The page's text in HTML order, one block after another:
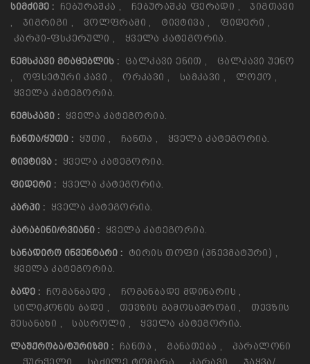
ᲡᲘᲛᲫᲘᲛᲔ : Ჩებურაშკა , Ჩებურაშკა Ფერადი ,
Ჯიგთავი
,
Ჯიგრიგი , Ვოლფრამი , Ტივტივა , Ფიდერი ,
Კარპი-Ფსკერული , Ყველა Კატეგორია.
ᲜᲔᲛᲡᲙᲐᲕᲘ ᲛᲢᲐᲪᲔᲑᲚᲘᲡ : Ცალკავი Ენით ,
Ცალკავი Უენო
,
Ოფსეტური Კავი , Ორკავი , Სამკავი , Ლოქო ,
Ყველა Კატეგორია.
ᲜᲔᲛᲡᲙᲐᲕᲘ : Ყველა Კატეგორია.
ᲩᲐᲜᲗᲐ/ᲧᲣᲗᲘ : Ყუთი , Ჩანთა , Ყველა Კატეგორია.
ᲢᲘᲕᲢᲘᲕᲐ : Ყველა Კატეგორია.
ᲤᲘᲓᲔᲠᲘ : Ყველა Კატეგორია.
ᲙᲐᲠᲞᲘ : Ყველა Კატეგორია.
ᲙᲐᲠᲐᲑᲘᲜᲘ/ᲠᲕᲘᲐᲜᲘ : Ყველა Კატეგორია.
ᲡᲐᲜᲐᲓᲘᲠᲝ ᲘᲜᲕᲔᲜᲢᲐᲠᲘ : Ტირის Თოფი (პნევმატური) ,
Ყველა Კატეგორია.
ᲑᲐᲓᲔ : Ჩოგანბადე , Ჩოგანბადე Მდინარის ,
Სილიკონის Ბადე , Თევზის Გამოსაშრობი ,
Თევზის
Შესანახი , Სასროლი , Ყველა Კატეგორია.
ᲚᲐᲨᲥᲠᲝᲑᲐ/ᲢᲣᲠᲘᲖᲛᲘ : Ჩანთა , Განათება ,
Პარალონი